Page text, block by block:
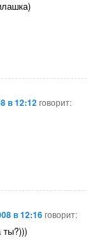
в 12:12говорит:
в 12:16говорит:
ты?)))